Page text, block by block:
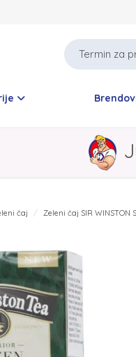
čaj Zeleni čaj SIR WINSTON